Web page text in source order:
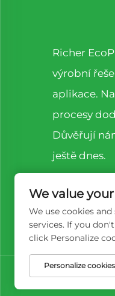
Richer
výrobní
aplikace.
procesy
Důvěřují
ještě dnes.
We value
We use cookies
services. If you
click Personalize
Personalize cookies